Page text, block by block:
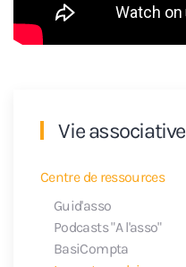
Vie associative
Centre de ressources
Guid'asso
Podcasts "A l'asso"
BasiCompta